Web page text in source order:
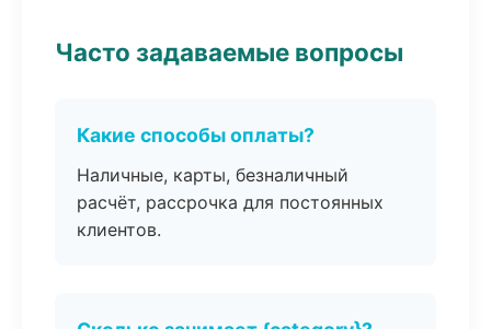
Часто задаваемые вопросы
Какие способы оплаты?
Наличные, карты, безналичный
расчёт, рассрочка для постоянных
клиентов.